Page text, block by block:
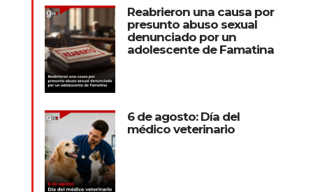
Reabrieron una causa por
presunto abuso sexual
denunciado por un
adolescente de Famatina
6 de agosto: Día del
médico veterinario